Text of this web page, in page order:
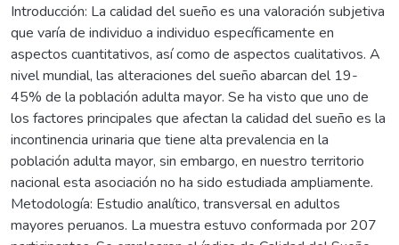
Introducción: La calidad del sueño es una valoración subjetiva
que varía de individuo a individuo específicamente en
aspectos cuantitativos, así como de aspectos cualitativos. A
nivel mundial, las alteraciones del sueño abarcan del 19-
45% de la población adulta mayor. Se ha visto que uno de
los factores principales que afectan la calidad del sueño es la
incontinencia urinaria que tiene alta prevalencia en la
población adulta mayor, sin embargo, en nuestro territorio
nacional esta asociación no ha sido estudiada ampliamente.
Metodología: Estudio analítico, transversal en adultos
mayores peruanos. La muestra estuvo conformada por 207